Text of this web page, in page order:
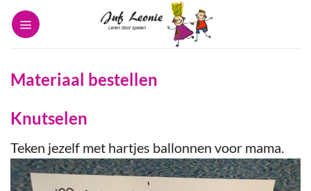
Ga
naar
Materiaal bestellen
Knutselen
Teken jezelf met hartjes ballonnen voor mama.